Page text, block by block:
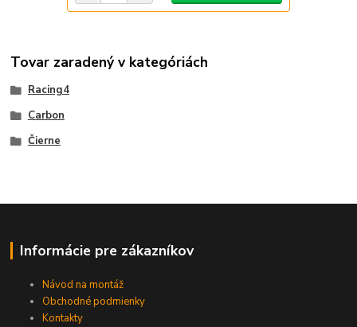
Tovar zaradený v kategóriách
Racing4
Carbon
Čierne
Informácie pre zákazníkov
Návod na montáž
Obchodné podmienky
Kontakty